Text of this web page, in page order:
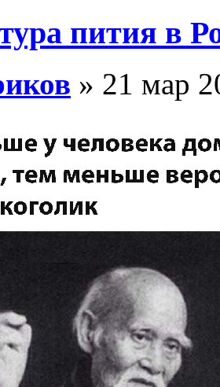
пития в
» 21 мар